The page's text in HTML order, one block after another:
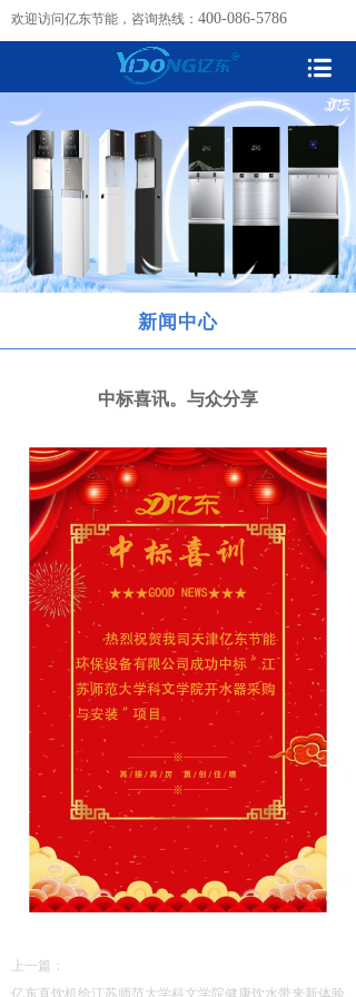
欢迎访问亿东节能，咨询热线： 400-086-5786
新闻中心
中标喜讯。与众分享
上一篇：
亿东直饮机给江苏师范大学科文学院健康饮水带来新体验